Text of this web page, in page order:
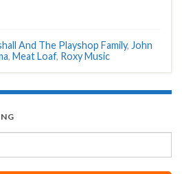
And The Playshop Family, John
, Meat Loaf, Roxy Music